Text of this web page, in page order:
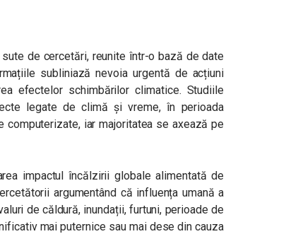
de cercetări, reunite într-o bază de date
subliniază nevoia urgentă de acțiuni
efectelor schimbărilor climatice. Studiile
legate de climă și vreme, în perioada
iar majoritatea se axează pe
impactul încălzirii globale alimentată de
argumentând că influența umană a
de căldură, inundații, furtuni, perioade de
mai puternice sau mai dese din cauza